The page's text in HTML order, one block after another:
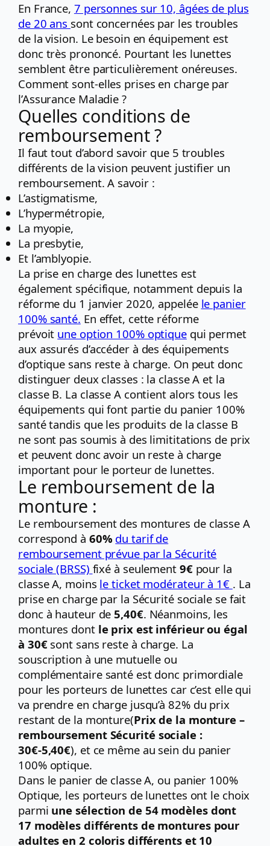
En France, 7 personnes sur 10, âgées de plus
de 20 ans sont concernées par les troubles
de la vision. Le besoin en équipement est
donc très prononcé. Pourtant les lunettes
semblent être particulièrement onéreuses.
Comment sont-elles prises en charge par
l’Assurance Maladie ?
Quelles conditions de
remboursement ?
Il faut tout d’abord savoir que 5 troubles
différents de la vision peuvent justifier un
remboursement. A savoir :
L’astigmatisme,
L’hypermétropie,
La myopie,
La presbytie,
Et l’amblyopie.
La prise en charge des lunettes est
également spécifique, notamment depuis la
réforme du 1 janvier 2020, appelée le panier
100% santé. En effet, cette réforme
prévoit une option 100% optiquequi permet
aux assurés d’accéder à des équipements
d’optique sans reste à charge. On peut donc
distinguer deux classes : la classe A et la
classe B. La classe A contient alors tous les
équipements qui font partie du panier 100%
santé tandis que les produits de la classe B
ne sont pas soumis à des limititations de prix
et peuvent donc avoir un reste à charge
important pour le porteur de lunettes.
Le remboursement de la
monture :
Le remboursement des montures de classe A
correspond à 60% du tarif de
remboursement prévue par la Sécurité
sociale (BRSS) fixé à seulement 9€pour la
classe A, moins le ticket modérateur à 1€ . La
prise en charge par la Sécurité sociale se fait
donc à hauteur de 5,40€. Néanmoins, les
montures dont le prix est inférieur ou égal
à 30€ sont sans reste à charge. La
souscription à une mutuelle ou
complémentaire santé est donc primordiale
pour les porteurs de lunettes car c’est elle qui
va prendre en charge jusqu’à 82% du prix
restant de la monture(Prix de la monture –
remboursement Sécurité sociale :
30€-5,40€), et ce même au sein du panier
100% optique.
Dans le panier de classe A, ou panier 100%
Optique, les porteurs de lunettes ont le choix
parmi une sélection de 54 modèles dont
17 modèles différents de montures pour
adultes en 2 coloris différents et 10